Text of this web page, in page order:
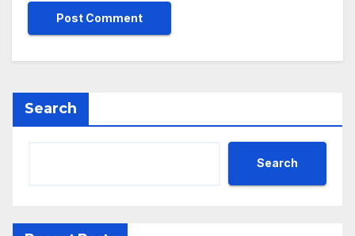
Search
Search